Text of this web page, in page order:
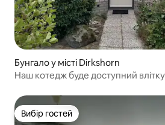
Бунгало у місті Dirkshorn
Наш котедж буде доступний
Вибір гостей
Вибір гостей